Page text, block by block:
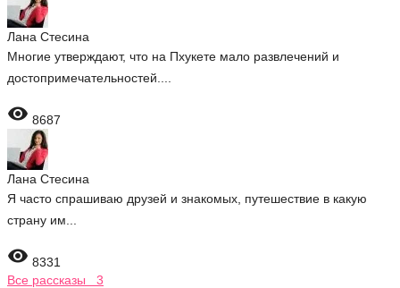
Лана Стесина
Многие утверждают, что на Пхукете мало развлечений и
достопримечательностей....
 8687
Лана Стесина
Я часто спрашиваю друзей и знакомых, путешествие в какую
страну им...
 8331
Все рассказы 3